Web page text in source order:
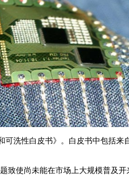
洗性白皮书》。白皮书中包括
致使尚未能在市场上大规模普及